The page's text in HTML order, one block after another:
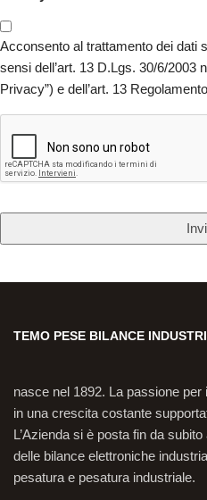
Acconsento al trattamento dei dati
sensi dell’art. 13 D.Lgs. 30/6/2003
Privacy”) e dell’art. 13
TEMO PESE BILANCE
nasce nel 1892. La passione
in una crescita costante
L’Azienda si è posta fin da
delle bilance elettroniche
pesatura e pesatura industriale.